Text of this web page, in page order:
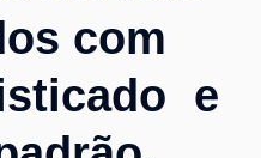
com
e